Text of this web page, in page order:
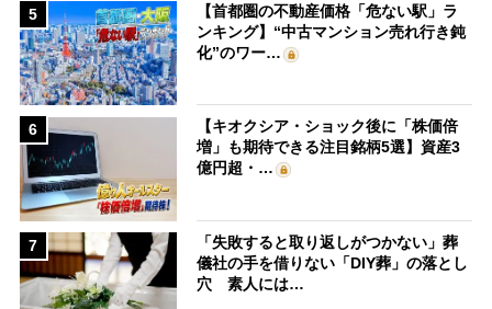
5
【首都圏の不動産価格「危ない駅」ラ
ンキング】“中古マンション売れ行き鈍
化”のワー…
6
【キオクシア・ショック後に「株価倍
増」も期待できる注目銘柄5選】資産3
億円超・…
7
「失敗すると取り返しがつかない」葬
儀社の手を借りない「DIY葬」の落とし
穴 素人には…